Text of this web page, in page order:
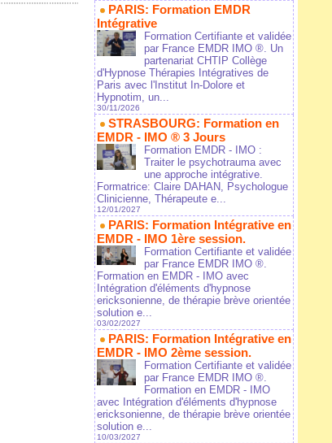
PARIS: Formation EMDR
Intégrative
Formation Certifiante et validée
par France EMDR IMO ®. Un
partenariat CHTIP Collège
d'Hypnose Thérapies Intégratives de
Paris avec l'Institut In-Dolore et
Hypnotim, un...
30/11/2026
STRASBOURG: Formation en
EMDR - IMO ® 3 Jours
Formation EMDR - IMO :
Traiter le psychotrauma avec
une approche intégrative.
Formatrice: Claire DAHAN, Psychologue
Clinicienne, Thérapeute e...
12/01/2027
PARIS: Formation Intégrative en
EMDR - IMO 1ère session.
Formation Certifiante et validée
par France EMDR IMO ®.
Formation en EMDR - IMO avec
Intégration d'éléments d'hypnose
ericksonienne, de thérapie brève orientée
solution e...
03/02/2027
PARIS: Formation Intégrative en
EMDR - IMO 2ème session.
Formation Certifiante et validée
par France EMDR IMO ®.
Formation en EMDR - IMO
avec Intégration d'éléments d'hypnose
ericksonienne, de thérapie brève orientée
solution e...
10/03/2027